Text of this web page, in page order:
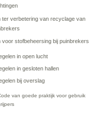
ter verbetering van recyclage van
voor stofbeheersing bij puinbrekers
in open lucht
in gesloten hallen
bij overslag
van goede praktijk voor gebruik